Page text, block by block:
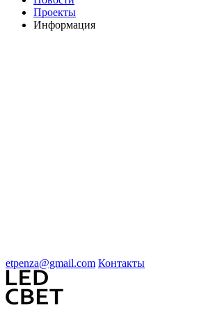
Проекты
Информация
etpenza@gmail.com Контакты